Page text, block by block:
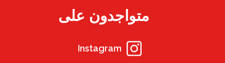
متواجدون على
Instagram